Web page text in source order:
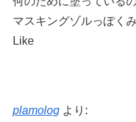
マスキングゾルっぽく
Like
plamolog より: